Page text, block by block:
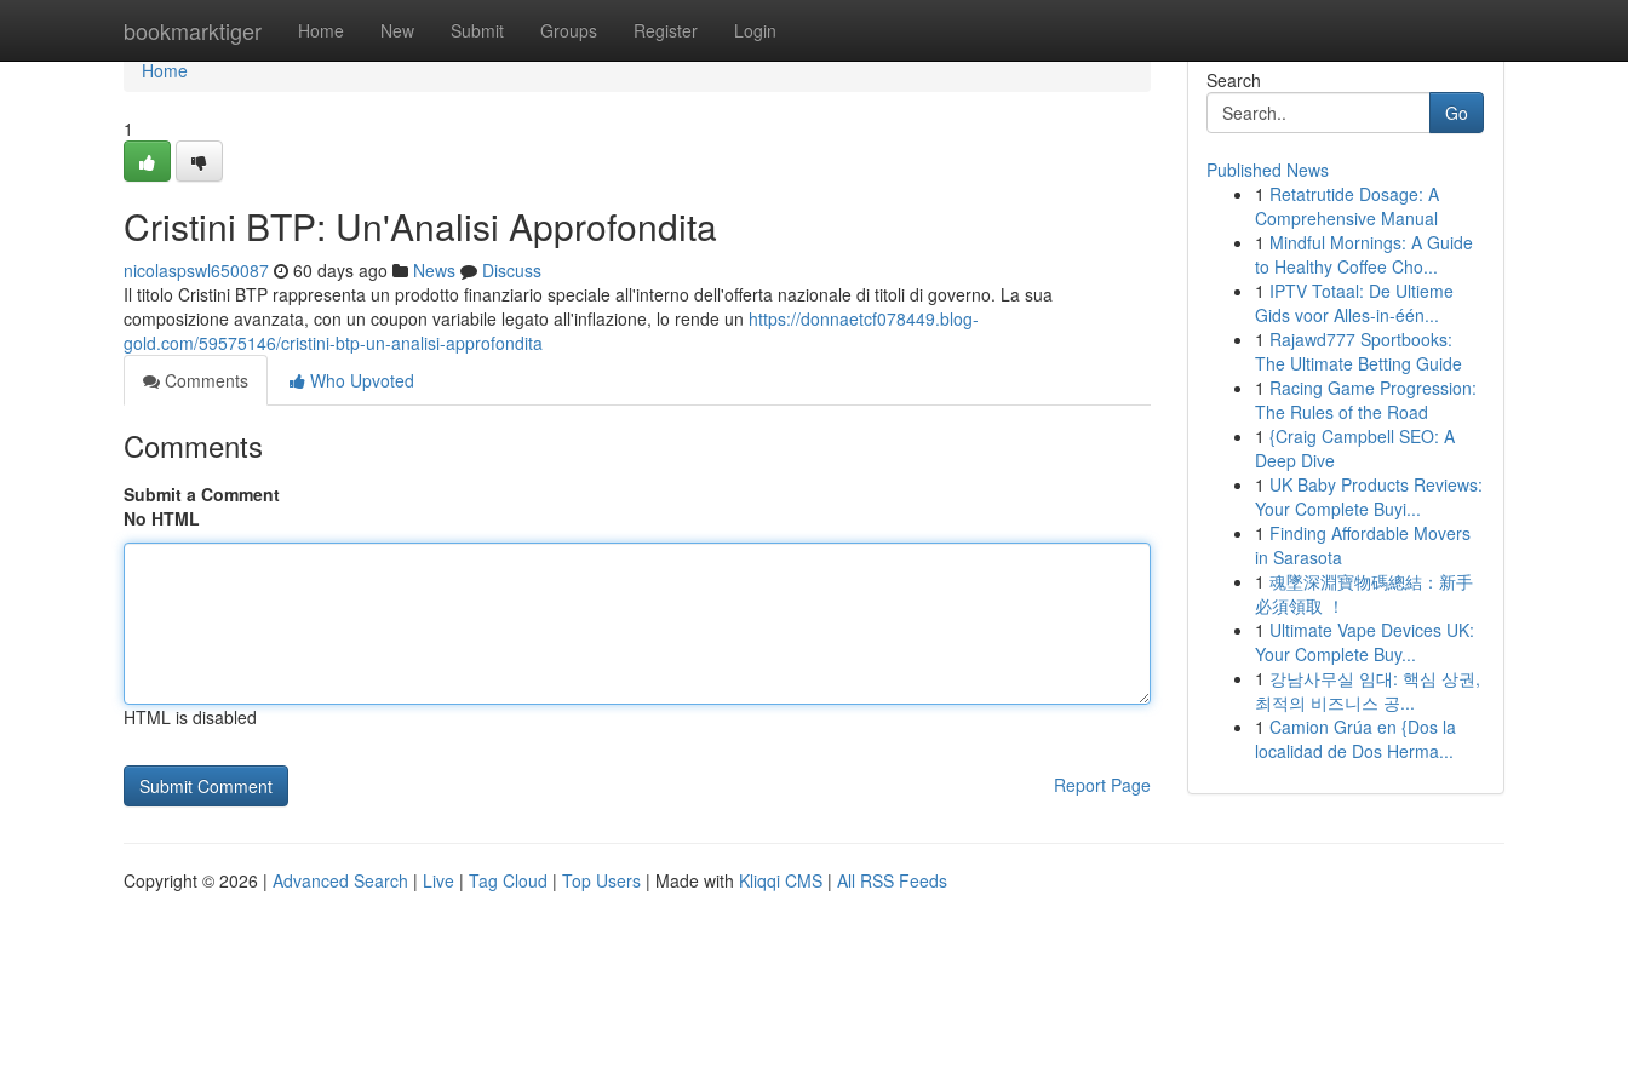
bookmarktiger Home New Submit Groups Register Login
Home
Home
1
Cristini BTP: Un'Analisi Approfondita
nicolaspswl650087 60 days ago News
Discuss
Il titolo Cristini BTP rappresenta un prodotto finanziario speciale all'interno dell'offerta nazionale di titoli di governo. La sua
composizione avanzata, con un coupon variabile legato all'inflazione, lo rende un https://donnaetcf078449.blog-
gold.com/59575146/cristini-btp-un-analisi-approfondita
Comments
Who Upvoted
Comments
Submit a Comment
No HTML
HTML is disabled
Report Page
Search
Go
Published News
1 Retatrutide Dosage: A
Comprehensive Manual
1 Mindful Mornings: A Guide
to Healthy Coffee Cho...
1 IPTV Totaal: De Ultieme
Gids voor Alles-in-één...
1 Rajawd777 Sportbooks:
The Ultimate Betting Guide
1 Racing Game Progression:
The Rules of the Road
1 {Craig Campbell SEO: A
Deep Dive
1 UK Baby Products Reviews:
Your Complete Buyi...
1 Finding Affordable Movers
in Sarasota
1 魂墜深淵寶物碼總結：新手
必須領取 ！
1 Ultimate Vape Devices UK:
Your Complete Buy...
1 강남사무실 임대: 핵심 상권,
최적의 비즈니스 공...
1 Camion Grúa en {Dos la
localidad de Dos Herma...
Copyright © 2026 | Advanced Search | Live | Tag Cloud | Top Users | Made with Kliqqi CMS | All RSS Feeds